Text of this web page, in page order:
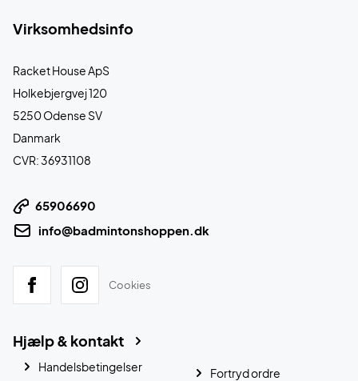
Virksomhedsinfo
Racket House ApS
Holkebjergvej 120
5250 Odense SV
Danmark
CVR: 36931108
65906690
info@badmintonshoppen.dk
Cookies
Hjælp & kontakt
Handelsbetingelser
Fortryd ordre